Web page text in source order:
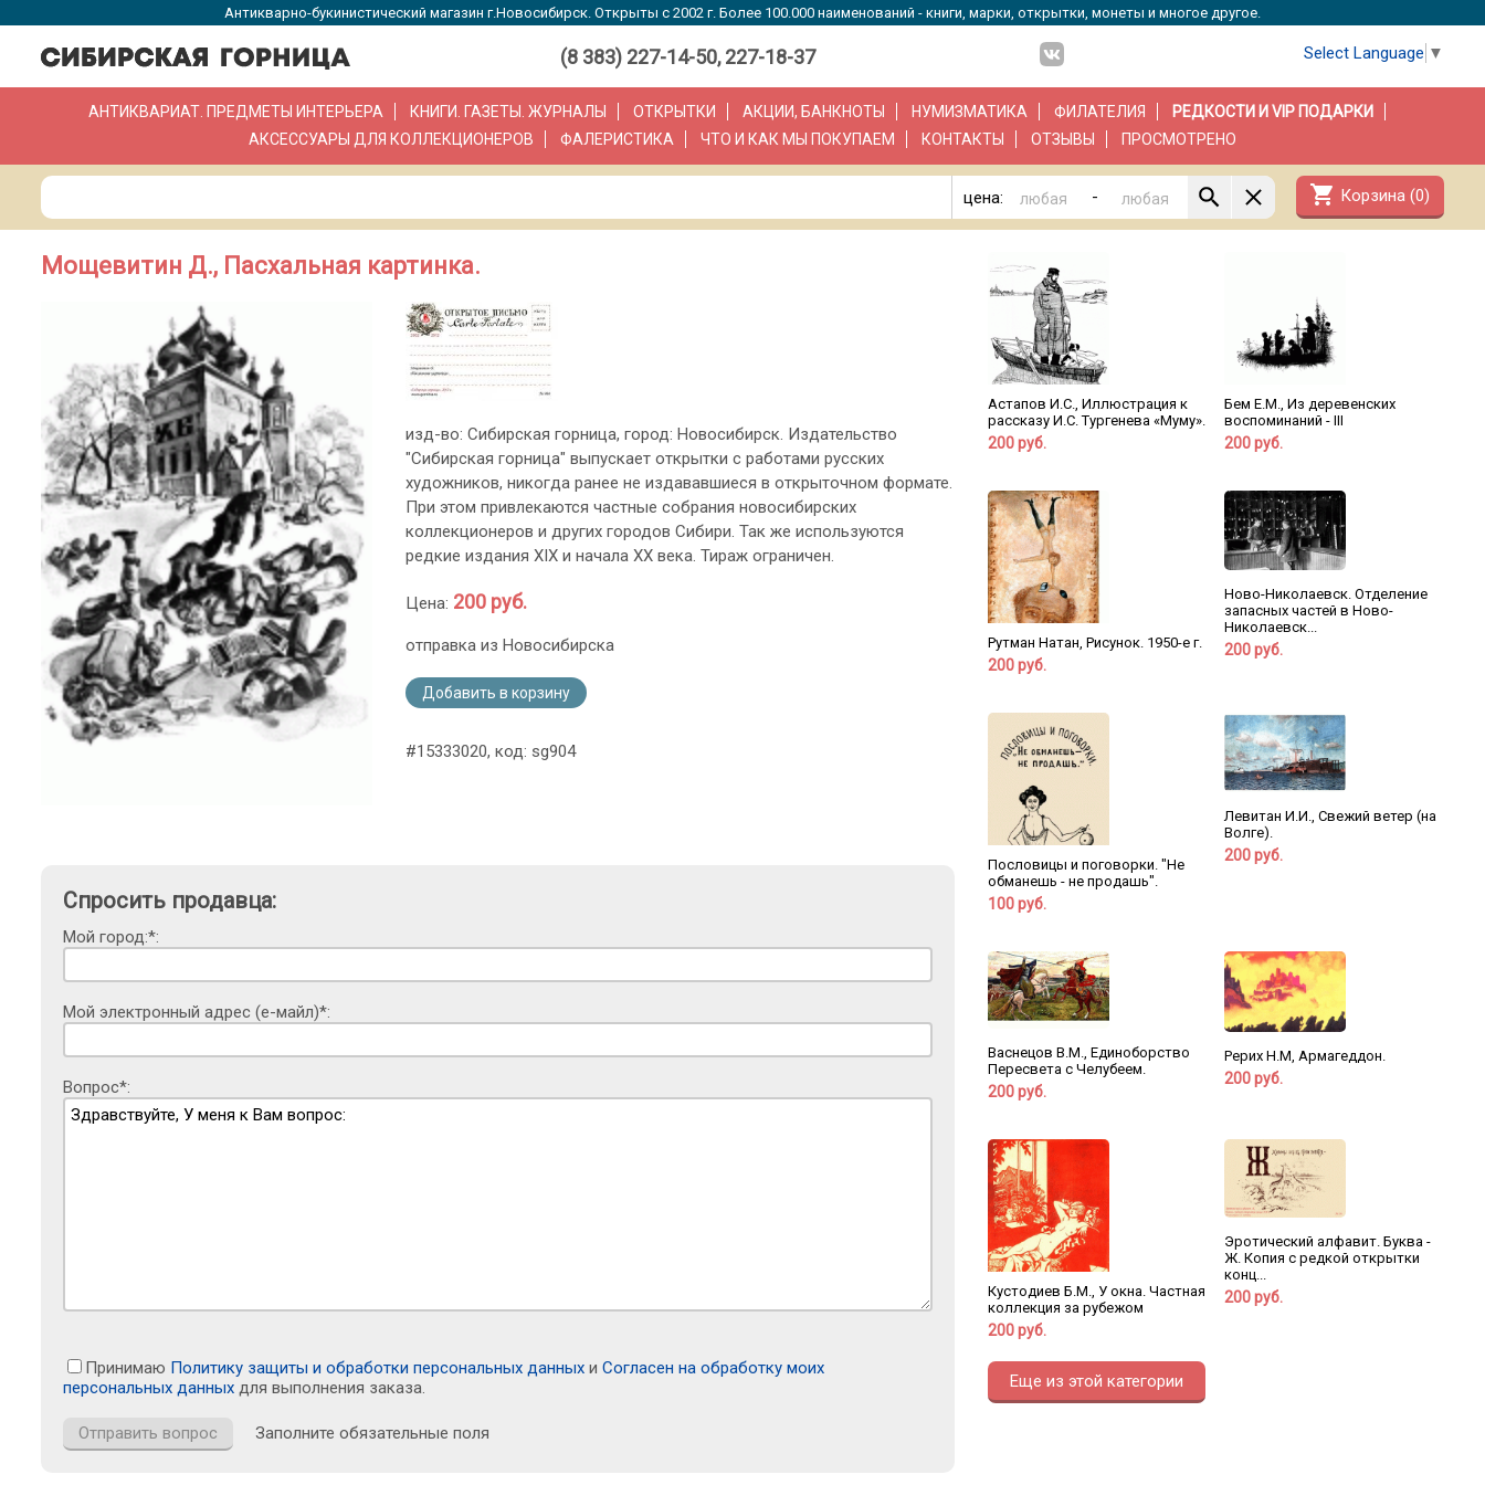
Антикварно-букинистический магазин г.Новосибирск. Открыты с 2002 г. Более 100.000 наименований - книги, марки, открытки, монеты и многое другое.
(8 383) 227-14-50, 227-18-37 Select Language ▼
АНТИКВАРИАТ. ПРЕДМЕТЫ ИНТЕРЬЕРА КНИГИ. ГАЗЕТЫ. ЖУРНАЛЫ ОТКРЫТКИ АКЦИИ, БАНКНОТЫ НУМИЗМАТИКА ФИЛАТЕЛИЯ
РЕДКОСТИ И VIP ПОДАРКИ
АКСЕССУАРЫ ДЛЯ КОЛЛЕКЦИОНЕРОВ
ФАЛЕРИСТИКА ЧТО И КАК МЫ ПОКУПАЕМ КОНТАКТЫ ОТЗЫВЫ ПРОСМОТРЕНО
цена: - shopping_cart Корзина (0)
Мощевитин Д., Пасхальная картинка.
изд-во: Сибирская горница, город: Новосибирск. Издательство
"Сибирская горница" выпускает открытки с работами русских
художников, никогда ранее не издававшиеся в открыточном формате.
При этом привлекаются частные собрания новосибирских
коллекционеров и других городов Сибири. Так же используются
редкие издания XIX и начала ХХ века. Тираж ограничен.
Цена: 200 руб.
отправка из Новосибирска
Добавить в корзину
#15333020, код: sg904
Спросить продавца:
Мой город:*:
Мой электронный адрес (е-майл)*:
Вопрос*:
Принимаю Политику защиты и обработки персональных данных и Согласен на обработку моих
персональных данных для выполнения заказа.
Заполните обязательные поля
Астапов И.С., Иллюстрация к
рассказу И.С. Тургенева «Муму».
200 руб.
Бем Е.М., Из деревенских
воспоминаний - III
200 руб.
Рутман Натан, Рисунок. 1950-е г.
200 руб.
Ново-Николаевск. Отделение
запасных частей в Ново-
Николаевск...
200 руб.
Пословицы и поговорки. "Не
обманешь - не продашь".
100 руб.
Левитан И.И., Свежий ветер (на
Волге).
200 руб.
Васнецов В.М., Единоборство
Пересвета с Челубеем.
200 руб.
Рерих Н.М, Армагеддон.
200 руб.
Кустодиев Б.М., У окна. Частная
коллекция за рубежом
200 руб.
Эротический алфавит. Буква -
Ж. Копия с редкой открытки
конц...
200 руб.
Еще из этой категории